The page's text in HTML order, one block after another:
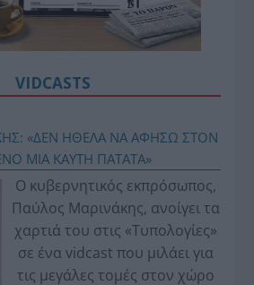
VIDCASTS
«ΔΕΝ ΗΘΕΛΑ ΝΑ ΑΦΗΣΩ ΣΤΟΝ
ΜΙΑ ΚΑΥΤΗ ΠΑΤΑΤΑ»
Ο κυβερνητικός εκπρόσωπος,
Παύλος Μαρινάκης, ανοίγει τα
χαρτιά του στις «Τυπολογίες»
σε ένα vidcast που μιλάει για
τις μεγάλες τομές στον χώρο